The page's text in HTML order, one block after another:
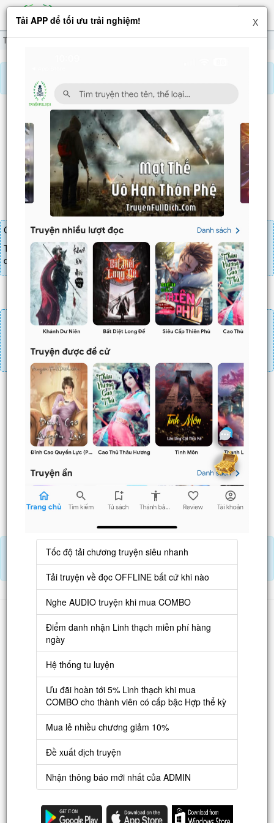
Hiện
menu
Thức Tỉnh Hình Xăm Chương 40
THỨC TỈNH HÌNH XĂM
Chương 40 : Cuộc Gọi Của Tổng Thống Ấn Phạn, Tranh Thủ
Bán Lấy Nhân Tình
Chương truyện cần 22 LT để mua.
Truyện mua lẻ thì cứ Giá chương x Số chương, mua combo thì đến
danh sách combo tìm giá
Đăng nhập Nạp linh thạch
Mua 4 chương chỉ có tác dụng tiết kiệm thời gian.
Mua 4 chương thì 3 chương sau sẽ không phải ấn mua.
Ví dụ bạn đang ở chương 100 và mua 4 chương thì
101,102,103sẽ không phải ấn mua.
Trước Sau
Tải APP đọc truyện OFFLINE và nghe AUDIO khi mua combo.
Điểm danh hàng ngày nhận Lịch Thạch
Danh sách
Truyện mới
Truyện Hot
Truyện Full
Truyện Dịch Miễn Phí
Thao tác
Nạp LT
Danh sách combo
Nguời dùng
Tải APP để tối ưu trải nghiệm! X
Tốc độ tải chương truyện siêu nhanh
Tải truyện về đọc OFFLINE bất cứ khi nào
Nghe AUDIO truyện khi mua COMBO
Điểm danh nhận Linh thạch miễn phí hàng
ngày
Hệ thống tu luyện
Ưu đãi hoàn tới 5% Linh thạch khi mua
COMBO cho thành viên có cấp bậc Hợp thể kỳ
Mua lẻ nhiều chương giảm 10%
Đề xuất dịch truyện
Nhận thông báo mới nhất của ADMIN